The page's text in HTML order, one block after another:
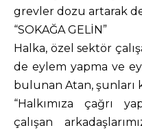
grevler dozu artarak
“SOKAĞA GELİN”
Halka, özel sektör
de eylem yapma ve
bulunan Atan, şunları
“Halkımıza çağrı
çalışan